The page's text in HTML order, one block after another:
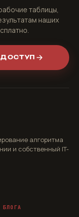
таблицы,
наших
алгоритма
и собственный IT-
БЛОГА